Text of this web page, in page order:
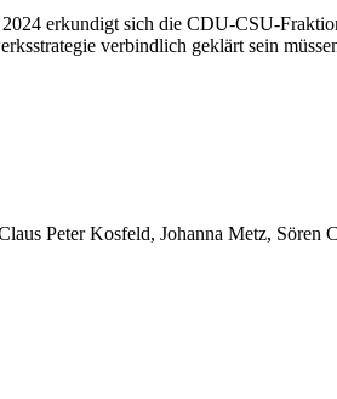
erkundigt sich die CDU-CSU-
verbindlich geklärt sein
Peter Kosfeld, Johanna Metz, Sören